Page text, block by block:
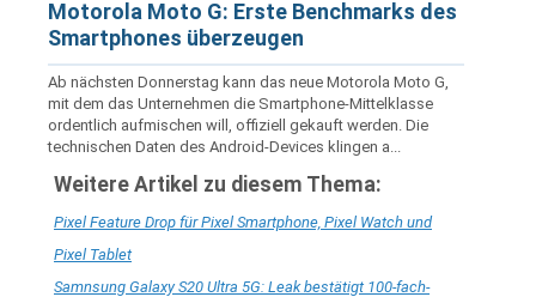
Motorola Moto G: Erste Benchmarks des
Smartphones überzeugen
Ab nächsten Donnerstag kann das neue Motorola Moto G,
mit dem das Unternehmen die Smartphone-Mittelklasse
ordentlich aufmischen will, offiziell gekauft werden. Die
technischen Daten des Android-Devices klingen a...
Weitere Artikel zu diesem Thema:
Pixel Feature Drop für Pixel Smartphone, Pixel Watch und
Pixel Tablet
Samnsung Galaxy S20 Ultra 5G: Leak bestätigt 100-fach-